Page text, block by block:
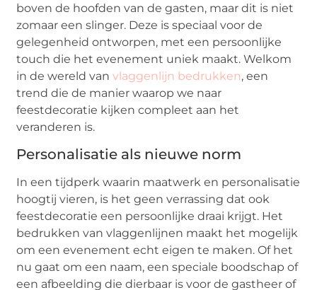
boven de hoofden van de gasten, maar dit is niet
zomaar een slinger. Deze is speciaal voor de
gelegenheid ontworpen, met een persoonlijke
touch die het evenement uniek maakt. Welkom
in de wereld vanvlaggenlijn bedrukken, een
trend die de manier waarop we naar
feestdecoratie kijken compleet aan het
veranderen is.
Personalisatie als nieuwe norm
In een tijdperk waarin maatwerk en personalisatie
hoogtij vieren, is het geen verrassing dat ook
feestdecoratie een persoonlijke draai krijgt. Het
bedrukken van vlaggenlijnen maakt het mogelijk
om een evenement echt eigen te maken. Of het
nu gaat om een naam, een speciale boodschap of
een afbeelding die dierbaar is voor de gastheer of